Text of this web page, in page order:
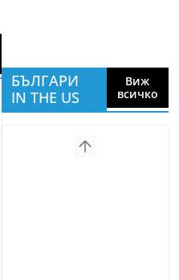
БЪЛГАРИ
IN THE US
Виж
всичко